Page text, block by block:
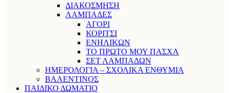
ΔΙΑΚΟΣΜΗΣΗ
ΛΑΜΠΑΔΕΣ
ΑΓΟΡΙ
ΚΟΡΙΤΣΙ
ΕΝΗΛΙΚΩΝ
ΤΟ ΠΡΩΤΟ ΜΟΥ ΠΑΣΧΑ
ΣΕΤ ΛΑΜΠΑΔΩΝ
ΗΜΕΡΟΛΟΓΙΑ – ΣΧΟΛΙΚΑ ΕΝΘΥΜΙΑ
ΒΑΛΕΝΤΙΝΟΣ
ΠΑΙΔΙΚΟ ΔΩΜΑΤΙΟ